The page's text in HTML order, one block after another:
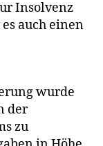
Insolvenz
auch einen
wurde
der
zu